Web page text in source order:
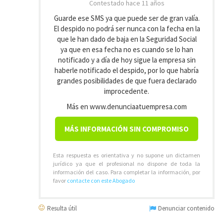
Contestado hace 11 años
Guarde ese SMS ya que puede ser de gran valía.
El despido no podrá ser nunca con la fecha en la
que le han dado de baja en la Seguridad Social
ya que en esa fecha no es cuando se lo han
notificado y a día de hoy sigue la empresa sin
haberle notificado el despido, por lo que habría
grandes posibilidades de que fuera declarado
improcedente.
Más en www.denunciaatuempresa.com
MÁS INFORMACIÓN SIN COMPROMISO
Esta respuesta es orientativa y no supone un dictamen
jurídico ya que el profesional no dispone de toda la
información del caso. Para completar la información, por
favor contacte con este Abogado
Resulta útil Denunciar contenido